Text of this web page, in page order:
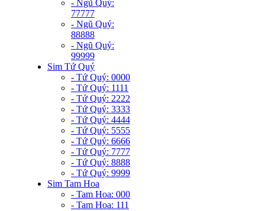
- Ngũ Quý:
77777
- Ngũ Quý:
88888
- Ngũ Quý:
99999
Sim Tứ Quý
- Tứ Quý: 0000
- Tứ Quý: 1111
- Tứ Quý: 2222
- Tứ Quý: 3333
- Tứ Quý: 4444
- Tứ Quý: 5555
- Tứ Quý: 6666
- Tứ Quý: 7777
- Tứ Quý: 8888
- Tứ Quý: 9999
Sim Tam Hoa
- Tam Hoa: 000
- Tam Hoa: 111